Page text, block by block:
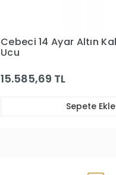
Cebeci 14 Ayar B Harf
Ucu
23.844,77 TL
Sepete Ekle